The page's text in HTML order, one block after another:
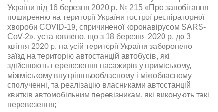
України від 16 березня 2020 р. № 215 «Про запобігання
поширенню на території України гострої респіраторної
хвороби COVID-19, спричиненої коронавірусом SARS-
CoV-2», установлено, що з 18 березня 2020 р. до 3
квітня 2020 р. на усій території України заборонено
заїзд на територію автостанцій автобусів, які
здійснюють перевезення пасажирів у приміському,
міжміському внутрішньообласному і міжобласному
сполученні, та реалізацію власниками автостанцій
квитків автомобільним перевізникам, які виконують такі
перевезення;